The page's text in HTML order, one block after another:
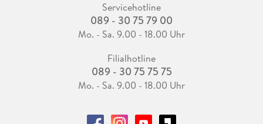
Servicehotline
089 - 30 75 79 00
Mo. - Sa. 9.00 - 18.00 Uhr
Filialhotline
089 - 30 75 75 75
Mo. - Sa. 9.00 - 18.00 Uhr